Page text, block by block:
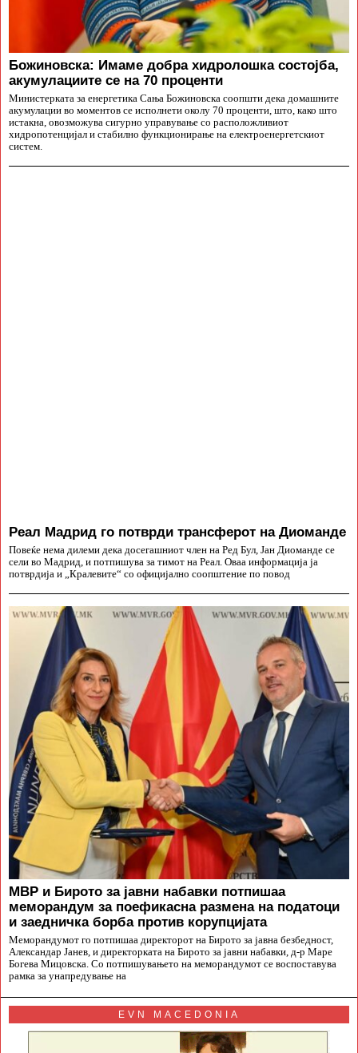
Божиновска: Имаме добра хидролошка состојба,
акумулациите се на 70 проценти
Министерката за енергетика Сања Божиновска соопшти дека домашните
акумулации во моментов се исполнети околу 70 проценти, што, како што
истакна, овозможува сигурно управување со расположливиот
хидропотенцијал и стабилно функционирање на електроенергетскиот
систем.
Реал Мадрид го потврди трансферот на Диоманде
Повеќе нема дилеми дека досегашниот член на Ред Бул, Јан Диоманде се
сели во Мадрид, и потпишува за тимот на Реал. Оваа информација ја
потврдија и „Кралевите“ со официјално соопштение по повод
МВР и Бирото за јавни набавки потпишаа
меморандум за поефикасна размена на податоци
и заедничка борба против корупцијата
Меморандумот го потпишаа директорот на Бирото за јавна безбедност,
Александар Јанев, и директорката на Бирото за јавни набавки, д-р Маре
Богева Мицовска. Со потпишувањето на меморандумот се воспоставува
рамка за унапредување на
EVN MACEDONIA